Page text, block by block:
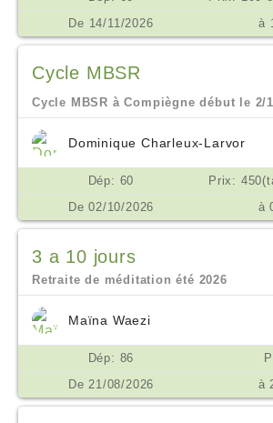
De 14/11/2026
à
Cycle MBSR
Cycle MBSR à Compiègne début le 2/
Dominique Charleux-Larvor
Dép: 60
De 02/10/2026
à
3 a 10 jours
Retraite de méditation été 2026
Maïna Waezi
Dép: 86
De 21/08/2026
à